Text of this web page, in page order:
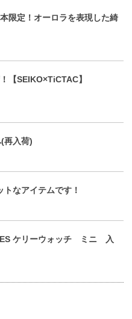
限定！オーロラを表現した綺
【SEIKO×TiCTAC】
再入荷)
トなアイテムです！
ケリーウォッチ ミニ 入